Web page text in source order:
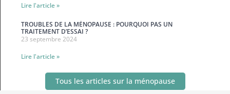
Lire l'article »
TROUBLES DE LA MÉNOPAUSE : POURQUOI PAS UN
TRAITEMENT D’ESSAI ?
23 septembre 2024
Lire l'article »
Tous les articles sur la ménopause